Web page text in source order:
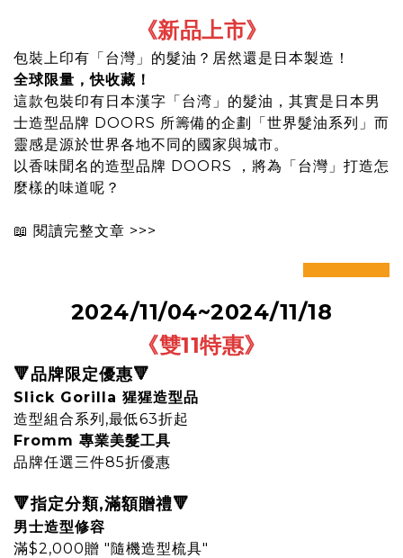
《新品上市》
包裝上印有「台灣」的髮油？居然還是日本製造！
全球限量，快收藏！
這款包裝印有日本漢字「台湾」的髮油，其實是日本男
士造型品牌 DOORS 所籌備的企劃「世界髮油系列」而
靈感是源於世界各地不同的國家與城市。
以香味聞名的造型品牌 DOORS ，將為「台灣」打造怎
麼樣的味道呢？
📖 閱讀完整文章 >>>
prev next
2024/11/04~2024/11/18
《雙11特惠》
🔻品牌限定優惠🔻
Slick Gorilla 猩猩造型品
造型組合系列,最低63折起
Fromm 專業美髮工具
品牌任選三件85折優惠
🔻指定分類,滿額贈禮🔻
男士造型修容
滿$2,000贈 "隨機造型梳具"